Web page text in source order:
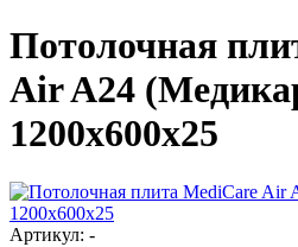
Потолочная
Air A24
1200x600x25
Артикул: -